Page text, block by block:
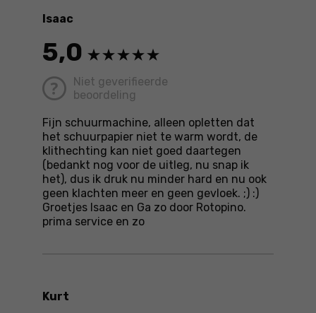
Isaac
5,0
Niet geverifieerde
beoordeling
Fijn schuurmachine, alleen opletten dat
het schuurpapier niet te warm wordt, de
klithechting kan niet goed daartegen
(bedankt nog voor de uitleg, nu snap ik
het), dus ik druk nu minder hard en nu ook
geen klachten meer en geen gevloek. ;) :)
Groetjes Isaac en Ga zo door Rotopino.
prima service en zo
Kurt